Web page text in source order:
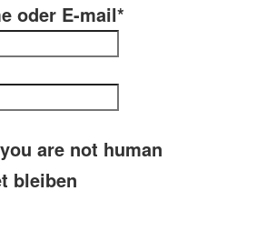
oder E-mail*
are not human
bleiben